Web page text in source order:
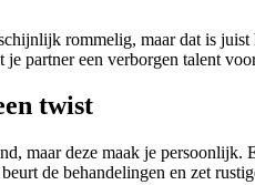
rommelig, maar dat is
partner een verborgen talent
twist
maar deze maak je
de behandelingen en zet